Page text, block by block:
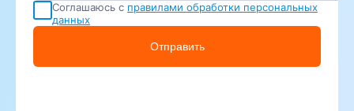
Соглашаюсь с правилами обработки персональных
данных
Отправить